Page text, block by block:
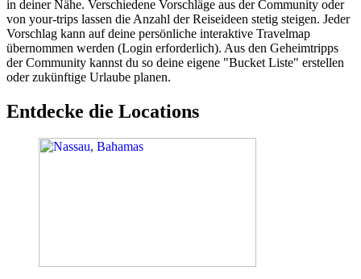
in deiner Nähe. Verschiedene Vorschläge aus der Community oder
von your-trips lassen die Anzahl der Reiseideen stetig steigen. Jeder
Vorschlag kann auf deine persönliche interaktive Travelmap
übernommen werden (Login erforderlich). Aus den Geheimtripps
der Community kannst du so deine eigene "Bucket Liste" erstellen
oder zukünftige Urlaube planen.
Entdecke die Locations